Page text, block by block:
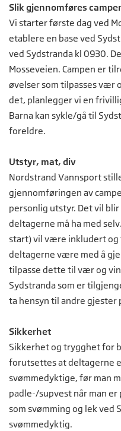
Slik gjennomføres
Vi starter første dag ved
etablere en base ved
ved Sydstranda kl 0930.
Mosseveien. Campen er
øvelser som tilpasses vær
det, planlegger vi en
Barna kan sykle/gå til
foreldre.
Utstyr, mat, div
Nordstrand Vannsport
gjennomføringen av
personlig utstyr. Det vil
deltagerne må ha med
start) vil være inkludert og
deltagerne være med å
tilpasse dette til vær og
Sydstranda som er
ta hensyn til andre gjester
Sikkerhet
Sikkerhet og trygghet for
forutsettes at deltagerne
svømmedyktige, før man
padle-/supvest når man
som svømming og lek ved
svømmedyktig.